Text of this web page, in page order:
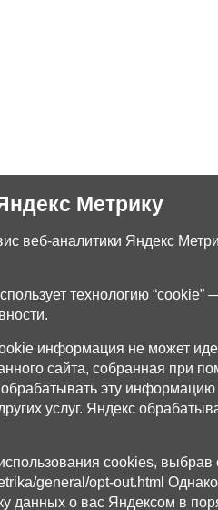
Метрику
веб-аналитики Яндекс
технологию
информация не может
сайта, собранная при
эту
услуг. Яндекс
cookies,
general/opt-out.html
данных о вас Яндексом в